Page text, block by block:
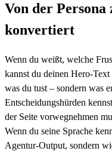
Von der Persona
konvertiert
Wenn du weißt, welche
kannst du deinen Hero-
was du tust – sondern was
Entscheidungshürden
der Seite vorwegnehmen
Wenn du seine Sprache
Agentur-Output, sondern